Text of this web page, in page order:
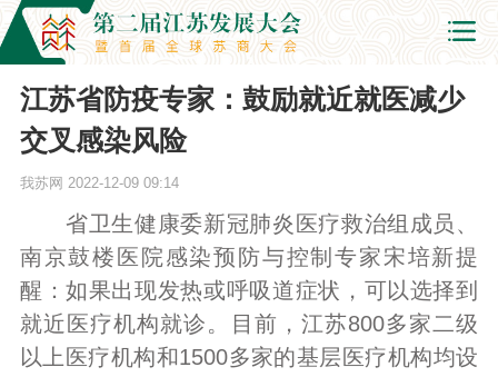
江苏省防疫专家：鼓励就近就医减少
交叉感染风险
我苏网 2022-12-09 09:14
省卫生健康委新冠肺炎医疗救治组成员、
南京鼓楼医院感染预防与控制专家宋培新提
醒：如果出现发热或呼吸道症状，可以选择到
就近医疗机构就诊。目前，江苏800多家二级
以上医疗机构和1500多家的基层医疗机构均设